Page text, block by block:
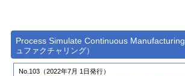
Process Simulate Continuous Manufacturing
ュファクチャリング）
No.103（2022年7月 1日発行）